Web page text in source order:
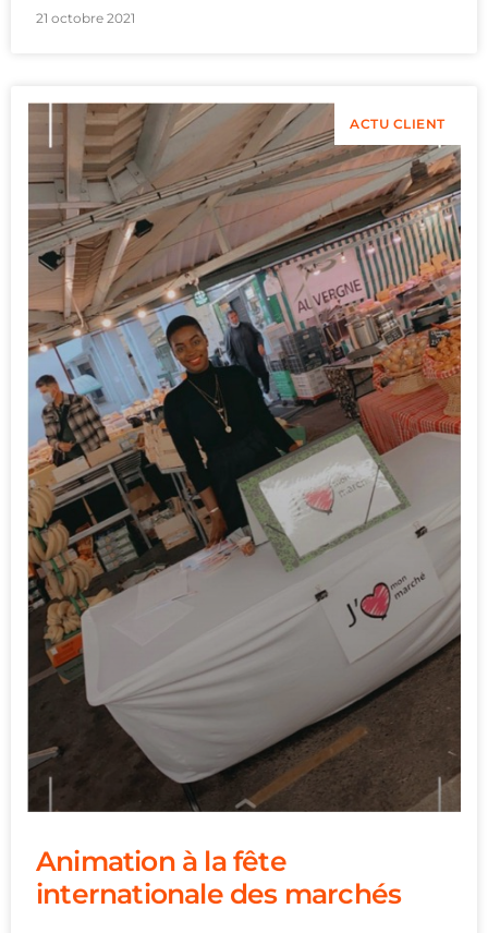
21 octobre 2021
ACTU CLIENT
Animation à la fête
internationale des marchés